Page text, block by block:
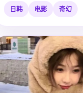
日韩 电影 奇幻